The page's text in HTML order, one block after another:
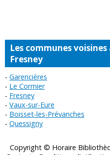
Les communes
Fresney
Garencières
Le Cormier
Fresney
Vaux-sur-Eure
Boisset-les-Prévanches
Quessigny
Copyright © Horaire